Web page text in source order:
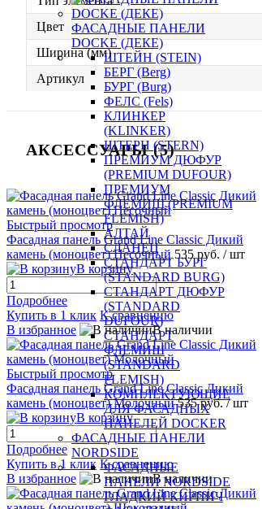
ФАСАДНЫЕ ПАНЕЛИ
DOCKE (ДЕКЕ)
ШТЕЙН (STEIN)
БЕРГ (Berg)
БУРГ (Burg)
ФЕЛС (Fels)
КЛИНКЕР
(KLINKER)
ШТЕРН (STERN)
ПРЕМИУМ ДЮФУР
(PREMIUM DUFOUR)
ПРЕМИУМ
ФЛЕМИШ (PREMIUM
FLEMISH)
АЛТАЙ
СЛАНЕЦ
СТАНДАРТ БУРГ
(STANDARD BURG)
СТАНДАРТ ДЮФУР
(STANDARD
DUFOUR)
СТАНДАРТ
ФЛЕМИШ
(STANDARD
FLEMISH)
КОМПЛЕКТУЮЩИЕ
ДЛЯ ФАСАДНЫХ
ПАНЕЛЕЙ DOCKER
ФАСАДНЫЕ ПАНЕЛИ
NORDSIDE
ФАСАДНЫЕ
ПАНЕЛИ NORDSIDE
ГЛАДКИЙ КИРПИЧ
Цвет
Ширина (мм)
Артикул
АКСЕССУАРЫ (5)
Быстрый просмотр
Фасадная панель Grand Line Classic Дикий
камень (моноцвет) Песочный 535 руб. / шт
В корзину
Подробнее
Купить в 1 клик К сравнению
В избранное
В наличии
Быстрый просмотр
Фасадная панель Grand Line Classic Дикий
камень (моноцвет) Молочный 535 руб./ шт
В корзину
Подробнее
Купить в 1 клик К сравнению
В избранное
В наличии